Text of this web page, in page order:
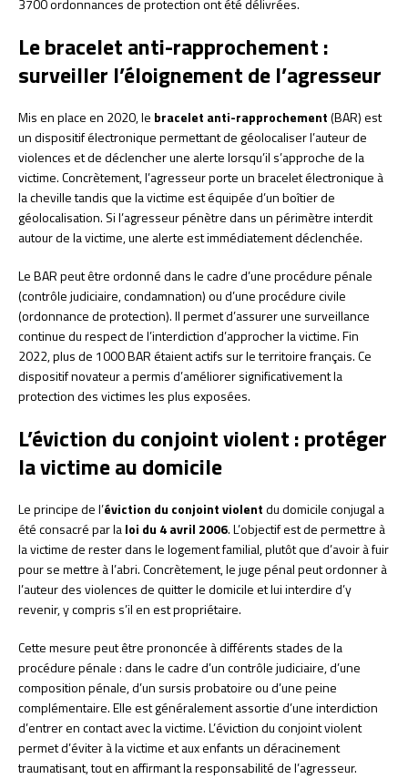
3700 ordonnances de protection ont été délivrées.
Le bracelet anti-rapprochement :
surveiller l’éloignement de l’agresseur
Mis en place en 2020, le bracelet anti-rapprochement(BAR) est
un dispositif électronique permettant de géolocaliser l’auteur de
violences et de déclencher une alerte lorsqu’il s’approche de la
victime. Concrètement, l’agresseur porte un bracelet électronique à
la cheville tandis que la victime est équipée d’un boîtier de
géolocalisation. Si l’agresseur pénètre dans un périmètre interdit
autour de la victime, une alerte est immédiatement déclenchée.
Le BAR peut être ordonné dans le cadre d’une procédure pénale
(contrôle judiciaire, condamnation) ou d’une procédure civile
(ordonnance de protection). Il permet d’assurer une surveillance
continue du respect de l’interdiction d’approcher la victime. Fin
2022, plus de 1000 BAR étaient actifs sur le territoire français. Ce
dispositif novateur a permis d’améliorer significativement la
protection des victimes les plus exposées.
L’éviction du conjoint violent : protéger
la victime au domicile
Le principe de l’éviction du conjoint violentdu domicile conjugal a
été consacré par laloi du 4 avril 2006. L’objectif est de permettre à
la victime de rester dans le logement familial, plutôt que d’avoir à fuir
pour se mettre à l’abri. Concrètement, le juge pénal peut ordonner à
l’auteur des violences de quitter le domicile et lui interdire d’y
revenir, y compris s’il en est propriétaire.
Cette mesure peut être prononcée à différents stades de la
procédure pénale : dans le cadre d’un contrôle judiciaire, d’une
composition pénale, d’un sursis probatoire ou d’une peine
complémentaire. Elle est généralement assortie d’une interdiction
d’entrer en contact avec la victime. L’éviction du conjoint violent
permet d’éviter à la victime et aux enfants un déracinement
traumatisant, tout en affirmant la responsabilité de l’agresseur.